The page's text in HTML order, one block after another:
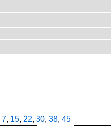
7, 15, 22, 30, 38, 45